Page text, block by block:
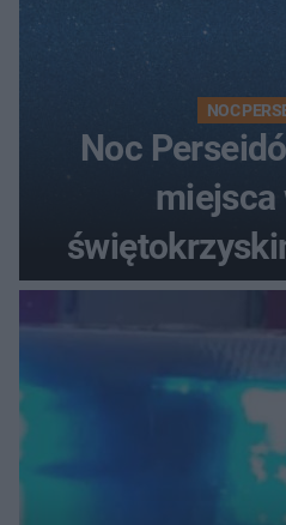
NOC
Noc
miejsca
każdego